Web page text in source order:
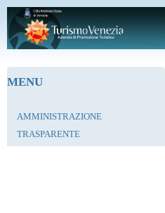
Salta al contenuto principale
MENU
AMMINISTRAZIONE
TRASPARENTE